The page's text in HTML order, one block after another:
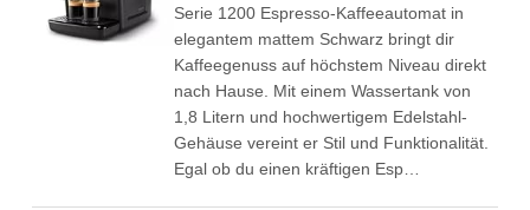
Serie 1200 Espresso-Kaffeeautomat in
elegantem mattem Schwarz bringt dir
Kaffeegenuss auf höchstem Niveau direkt
nach Hause. Mit einem Wassertank von
1,8 Litern und hochwertigem Edelstahl-
Gehäuse vereint er Stil und Funktionalität.
Egal ob du einen kräftigen Esp…